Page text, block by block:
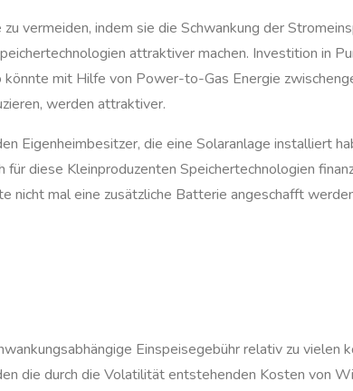
vermeiden, indem sie die Schwankung der
attraktiver machen. Investition in
mit Hilfe von Power-to-Gas Energie
werden attraktiver.
Eigenheimbesitzer, die eine Solaranlage installiert
diese Kleinproduzenten Speichertechnologien
nicht mal eine zusätzliche Batterie angeschafft
Einspeisegebühr relativ zu vielen
die durch die Volatilität entstehenden Kosten von